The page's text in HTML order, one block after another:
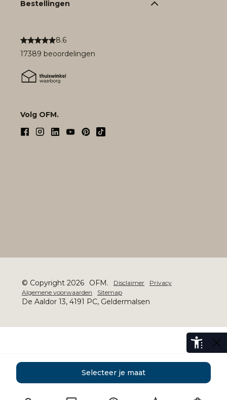
Selecteer je maat
8.6
17389 beoordelingen
Volg OFM.
Bestellingen
© Copyright 2026 OFM. Disclaimer
Privacy
Algemene voorwaarden
Sitemap
De Aaldor 13, 4191 PC, Geldermalsen